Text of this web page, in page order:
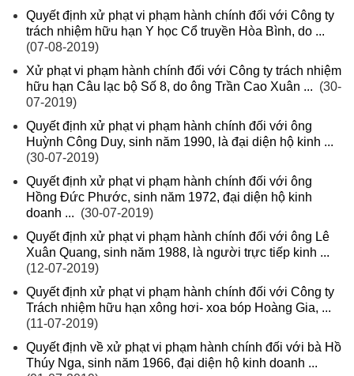
Quyết định xử phạt vi phạm hành chính đối với Công ty
trách nhiệm hữu hạn Y học Cổ truyền Hòa Bình, do ...
(07-08-2019)
Xử phạt vi phạm hành chính đối với Công ty trách nhiệm
hữu hạn Câu lạc bộ Số 8, do ông Trần Cao Xuân ... (30-
07-2019)
Quyết định xử phạt vi phạm hành chính đối với ông
Huỳnh Công Duy, sinh năm 1990, là đại diện hộ kinh ...
(30-07-2019)
Quyết định xử phạt vi phạm hành chính đối với ông
Hồng Đức Phước, sinh năm 1972, đại diện hộ kinh
doanh ... (30-07-2019)
Quyết định xử phạt vi phạm hành chính đối với ông Lê
Xuân Quang, sinh năm 1988, là người trực tiếp kinh ...
(12-07-2019)
Quyết định xử phạt vi phạm hành chính đối với Công ty
Trách nhiệm hữu hạn xông hơi- xoa bóp Hoàng Gia, ...
(11-07-2019)
Quyết định về xử phạt vi phạm hành chính đối với bà Hồ
Thúy Nga, sinh năm 1966, đại diện hộ kinh doanh ...